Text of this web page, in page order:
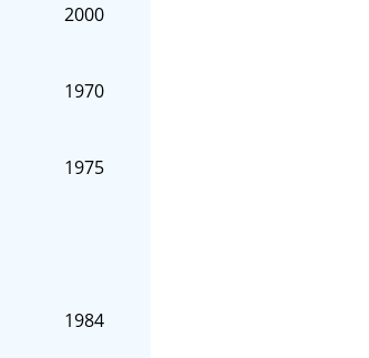
2000
1970
1975
1984